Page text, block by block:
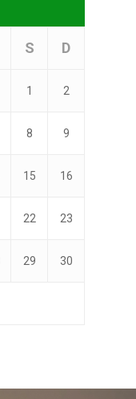
S D
1 2
8 9
15 16
22 23
29 30